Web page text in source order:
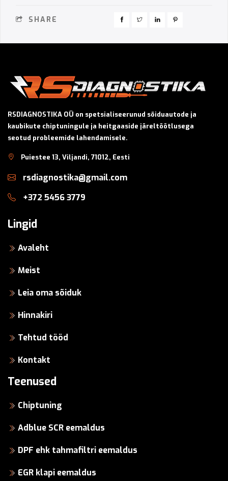
SHARE
RSDIAGNOSTIKA OÜ on spetsialiseerunud sõiduautode ja
kaubikute chiptuningule ja heitgaaside järeltöötlusega
seotud probleemide lahendamisele.
Puiestee 13, Viljandi, 71012, Eesti
rsdiagnostika@gmail.com
+372 5456 3779
Lingid
Avaleht
Meist
Leia oma sõiduk
Hinnakiri
Tehtud tööd
Kontakt
Teenused
Chiptuning
Adblue SCR eemaldus
DPF ehk tahmafiltri eemaldus
EGR klapi eemaldus